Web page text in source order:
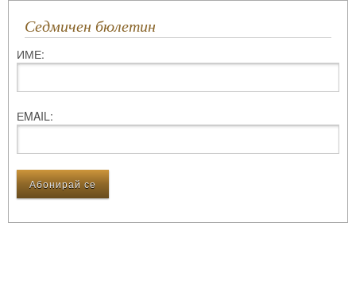
Седмичен бюлетин
ИМЕ:
ЕMAIL: